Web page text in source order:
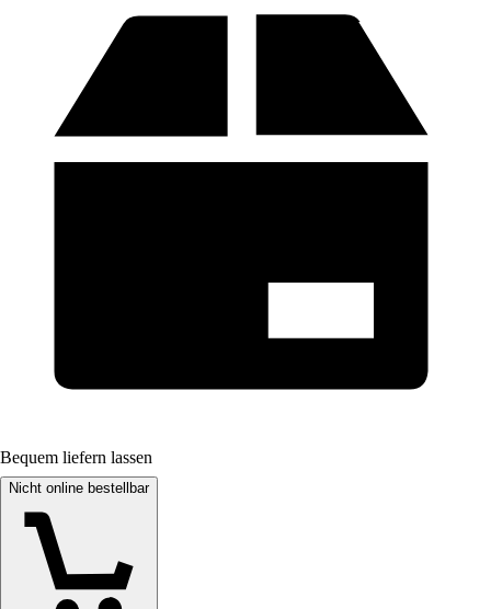
Bequem liefern lassen
Nicht online bestellbar